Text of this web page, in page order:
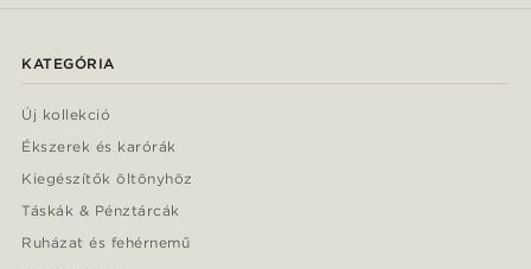
KATEGÓRIA
Új kollekció
Ékszerek és karórák
Kiegészítők öltönyhöz
Táskák & Pénztárcák
Ruházat és fehérnemű